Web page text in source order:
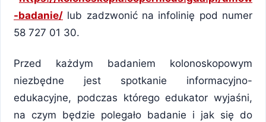
-badanie/ lub zadzwonić na infolinię pod numer
58 727 01 30.
Przed każdym badaniem kolonoskopowym
niezbędne jest spotkanie informacyjno-
edukacyjne, podczas którego edukator wyjaśni,
na czym będzie polegało badanie i jak się do